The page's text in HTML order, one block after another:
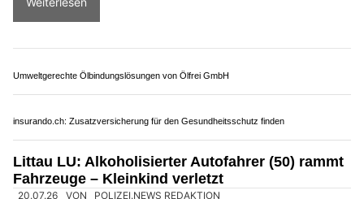
POLIZEI.NEWS REDAKTION
Verkehrsunfall zwischen zwei Autos gekommen. Dabei
wurden sechs Personen leicht bis erheblich verletzt.